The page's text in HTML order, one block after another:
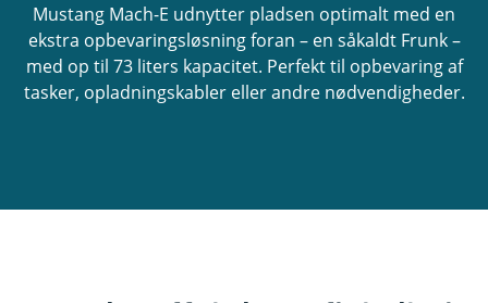
Mustang Mach-E udnytter pladsen optimalt med en
ekstra opbevaringsløsning foran – en såkaldt Frunk –
med op til 73 liters kapacitet. Perfekt til opbevaring af
tasker, opladningskabler eller andre nødvendigheder.